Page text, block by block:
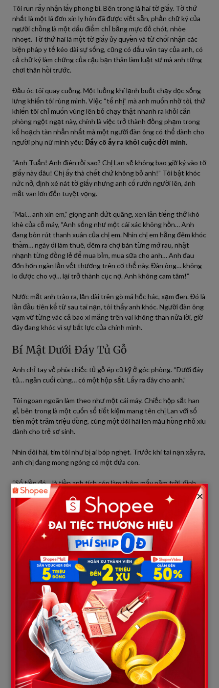
Tôi run rẩy nhận lấy phong bì. Bên trong là hai tờ giấy. Tờ thứ
nhất là một lá đơn xin ly hôn đã được viết sẵn, phần chữ ký của
người chồng là một dấu điểm chỉ bằng mực đỏ chót, nhòe
nhoẹt. Tờ thứ hai là một tờ giấy ủy quyền và từ chối nhận các
biện pháp y tế kéo dài sự sống, cũng có dấu vân tay của anh, có
cả chữ ký làm chứng của cậu bạn thân làm luật sư mà anh từng
chơi thân hồi trước.
Đầu óc tôi quay cuồng. Một luồng khí lạnh buốt chạy dọc sống
lưng khiến tôi rùng mình. Việc “tế nhị” mà anh muốn nhờ tôi, thứ
khiến tôi chỉ muốn vùng lên bỏ chạy thật nhanh ra khỏi căn
phòng ngột ngạt này, chính là việc trở thành đồng phạm trong
kế hoạch tàn nhẫn nhất mà một người đàn ông có thể dành cho
người phụ nữ mình yêu: Đẩy cô ấy ra khỏi cuộc đời mình.
“Anh Tuấn! Anh điên rồi sao? Chị Lan sẽ không bao giờ ký vào tờ
giấy này đâu! Chị ấy thà chết chứ không bỏ anh!” Tôi bật khóc
nức nở, định xé nát tờ giấy nhưng anh cố rướn người lên, ánh
mắt van lơn đến tuyệt vọng.
“Mai… anh xin em,” giọng anh đứt quãng, xen lẫn tiếng thở khò
khè của cỗ máy, “Anh sống như một cái xác không hồn… Anh
đang bòn rút thanh xuân của chị em. Nhìn chị em hằng đêm khóc
thầm… ngày đi làm thuê, đêm ra chợ bán từng mớ rau, nhặt
nhạnh từng đồng lẻ để mua bỉm, mua sữa cho anh… Anh đau
đớn hơn ngàn lần vết thương trên cơ thể này. Đàn ông… không
lo được cho vợ… lại trở thành cục nợ. Anh không cam tâm!”
Nước mắt anh trào ra, lăn dài trên gò má hốc hác, xạm đen. Đó là
lần đầu tiên kể từ sau tai nạn, tôi thấy anh khóc. Người đàn ông
vạm vỡ từng vác cả bao xi măng trên vai không than nửa lời, giờ
đây đang khóc vì sự bất lực của chính mình.
Bí Mật Dưới Đáy Tủ Gỗ
Anh chỉ tay về phía chiếc tủ gỗ ép cũ kỹ ở góc phòng. “Dưới đáy
tủ… ngăn cuối cùng… có một hộp sắt. Lấy ra đây cho anh.”
Tôi ngoan ngoãn làm theo như một cái máy. Chiếc hộp sắt han
gỉ, bên trong là một cuốn sổ tiết kiệm mang tên chị Lan với số
tiền một trăm triệu đồng, cùng một đôi hài len màu hồng nhỏ xíu
dành cho trẻ sơ sinh.
Nhìn đôi hài, tim tôi như bị ai bóp nghẹt. Trước khi tai nạn xảy ra,
anh chị đang mong ngóng có một đứa con.
“Số tiền đó… là tiền anh tích cóp làm thêm mấy năm trời, định
bụng sửa lại cái mái nhà và lo cho chị em lúc sinh nở,” anh ngừng
lại thở dốc, “Em giữ lấy. Khi nào anh đi… em đưa cho chị. Bảo chị
dùng tiền đó… làm lại cuộc đời. Đừng thờ cúng anh… bảo chị đi
lấy chồng, sinh một đứa con… Hãy hứa với anh, em sẽ ép chị ấy
ký đơn, hoặc nếu anh có bề mệnh hệ nào, đừng để chị ấy bán
nhà cứu anh nữa. Để anh đi đi, Mai ơi…”
Tôi gục đầu vào thành giường, khóc nấc lên. Làm sao tôi có thể
làm được việc này? Làm sao tôi có thể nói với chị gái mình –
người đang đội mưa dãi nắng ngoài kia vì chồng – rằng chồng chị
muốn ly hôn? Rằng chồng chị muốn từ bỏ sự sống? Trọng trách
này quá tốn kém về mặt đạo đức. Tôi vừa thương anh, vừa xót
“Em không làm được đâu. Em xin anh, đừng bắt em làm chuyện
ác này…” Tôi lắc đầu liên tục.
Nhưng bàn tay lạnh ngắt của anh cố nắm lấy tay tôi. Anh nhìn
thẳng vào mắt tôi, sự khẩn khoản của một kẻ sắp chìm muốn
×